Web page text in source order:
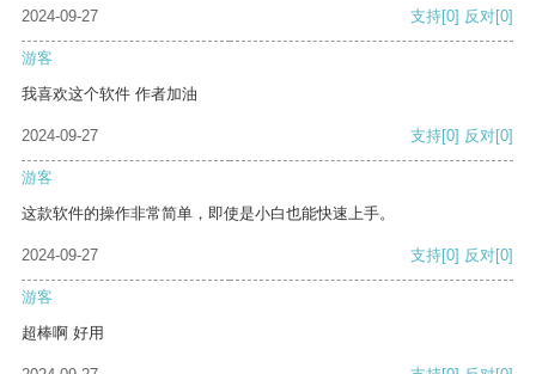
2024-09-27 支持[0] 反对[0]
游客
我喜欢这个软件 作者加油
2024-09-27 支持[0] 反对[0]
游客
这款软件的操作非常简单，即使是小白也能快速上手。
2024-09-27 支持[0] 反对[0]
游客
超棒啊 好用